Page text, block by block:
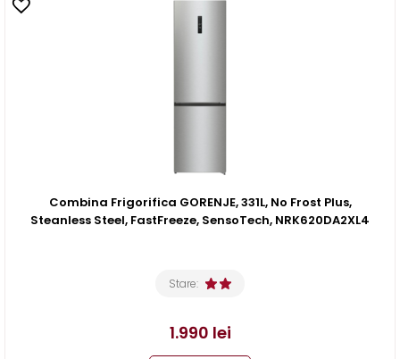
Combina Frigorifica GORENJE, 331L, No Frost Plus,
Steanless Steel, FastFreeze, SensoTech, NRK620DA2XL4
Stare:
1.990 lei